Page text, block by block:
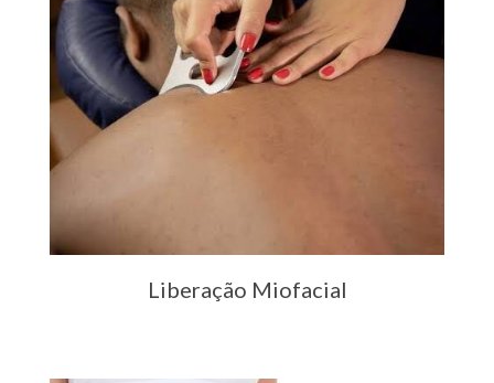
Liberação Miofacial